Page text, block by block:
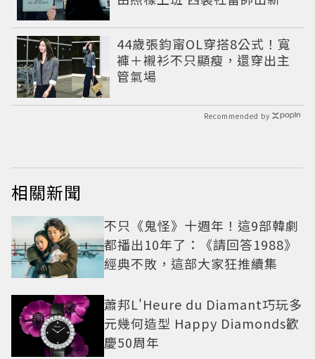
44歲張鈞甯OL穿搭8公式！寬
褲＋襯衫不只顯瘦，還穿出主
管氣場
Recommended by
相關新聞
不只《鬼怪》十週年！這9部韓劇
都播出10年了：《請回答1988》
經典不敗，這部大家狂推續集
蕭邦L'Heure du Diamant巧玩多
元幾何造型 Happy Diamonds歡
慶50周年